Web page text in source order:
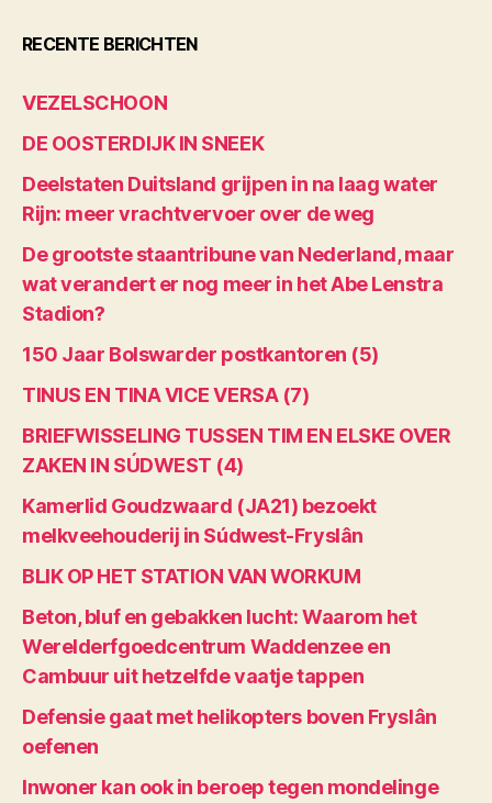
RECENTE BERICHTEN
VEZELSCHOON
DE OOSTERDIJK IN SNEEK
Deelstaten Duitsland grijpen in na laag water
Rijn: meer vrachtvervoer over de weg
De grootste staantribune van Nederland, maar
wat verandert er nog meer in het Abe Lenstra
Stadion?
150 Jaar Bolswarder postkantoren (5)
TINUS EN TINA VICE VERSA (7)
BRIEFWISSELING TUSSEN TIM EN ELSKE OVER
ZAKEN IN SÚDWEST (4)
Kamerlid Goudzwaard (JA21) bezoekt
melkveehouderij in Súdwest-Fryslân
BLIK OP HET STATION VAN WORKUM
Beton, bluf en gebakken lucht: Waarom het
Werelderfgoedcentrum Waddenzee en
Cambuur uit hetzelfde vaatje tappen
Defensie gaat met helikopters boven Fryslân
oefenen
Inwoner kan ook in beroep tegen mondelinge